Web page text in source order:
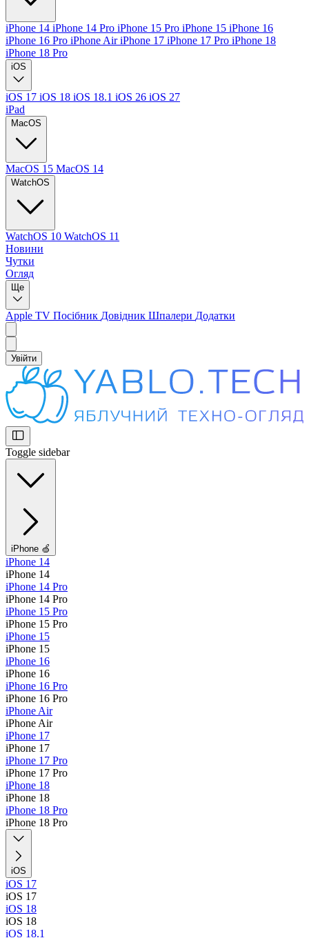
iPhone 14 iPhone 14 Pro iPhone 15 Pro iPhone 15 iPhone 16
iPhone 16 Pro iPhone AiriPhone 17 iPhone 17 Pro iPhone 18
iPhone 18 Pro
iOS
iOS 17 iOS 18 iOS 18.1 iOS 26 iOS 27
iPad
MacOS
MacOS 15 MacOS 14
WatchOS
WatchOS 10 WatchOS 11
Новини
Чутки
Огляд
Ще
Apple TV Посібник Довідник Шпалери Додатки
Увійти
Toggle sidebar
iPhone 🍏
iPhone 14
iPhone 14
iPhone 14 Pro
iPhone 14 Pro
iPhone 15 Pro
iPhone 15 Pro
iPhone 15
iPhone 15
iPhone 16
iPhone 16
iPhone 16 Pro
iPhone 16 Pro
iPhone Air
iPhone Air
iPhone 17
iPhone 17
iPhone 17 Pro
iPhone 17 Pro
iPhone 18
iPhone 18
iPhone 18 Pro
iPhone 18 Pro
iOS
iOS 17
iOS 17
iOS 18
iOS 18
iOS 18.1